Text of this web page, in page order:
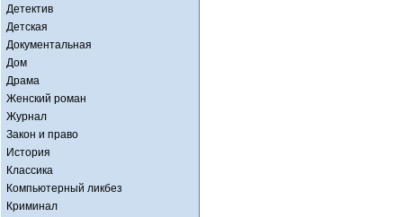
Детектив
Детская
Документальная
Дом
Драма
Женский роман
Журнал
Закон и право
История
Классика
Компьютерный ликбез
Криминал